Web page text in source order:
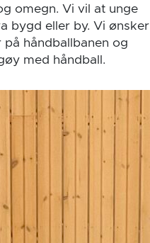
omegn. Vi vil at unge
bygd eller by. Vi ønsker
håndballbanen og
med håndball.